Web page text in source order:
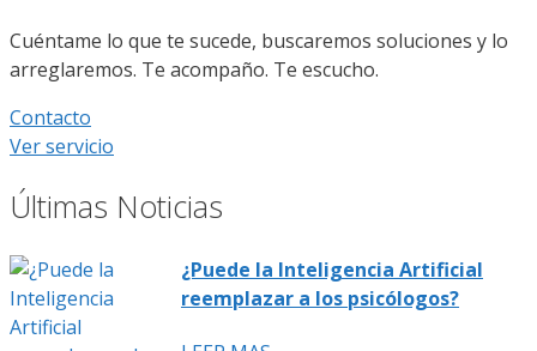
Cuéntame lo que te sucede, buscaremos soluciones y lo
arreglaremos. Te acompaño. Te escucho.
Contacto
Ver servicio
Últimas Noticias
¿Puede la Inteligencia Artificial
reemplazar a los psicólogos?